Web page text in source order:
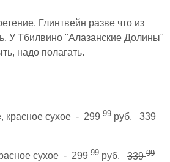
Глинтвейн разве что из
У Тбилвино "Алазанские Долины"
надо полагать.
, красное сухое - 299 99 руб. 339
сухое - 299 99 руб. 33999